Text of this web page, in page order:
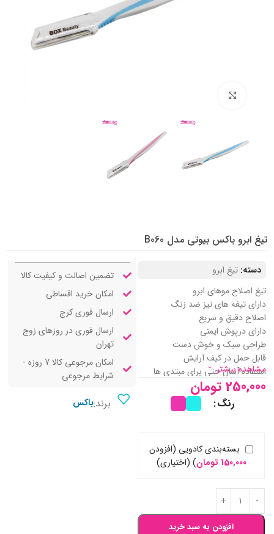
تیغ ابرو باکس بیوتی مدل B060
دسته: تیغ ابرو
تیغ اصلاح موهای ابرو
دارای تیغه های تیز ضد زنگ
اصلاح دقیق و سریع
دارای درپوش ایمنی
طراحی سبک و خوش‌ دست
قابل حمل در کیف آرایش
استفاده آسان حتی برای مبتدی‌ ها
قابل استفاده روی پوست خشک و
مناسب ابرو و صورت
مشاهده بیشتر
250,000 تومان
رنگ
بسته‌بندی کادویی (افزودن
150,000 تومان) (اختیاری)
افزودن به سبد خرید
تضمین اصالت و کیفیت کالا
امکان خرید اقساطی
ارسال فوری کرج
ارسال فوری در روزهای زوج
تهران
امکان مرجوعی کالا 7 روزه -
شرایط مرجوعی
برند:باکس